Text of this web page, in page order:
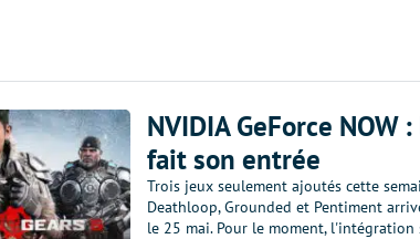
NVIDIA GeForce
fait son entrée
Trois jeux seulement ajoutés cette
Deathloop, Grounded et Pentiment
le 25 mai. Pour le moment,